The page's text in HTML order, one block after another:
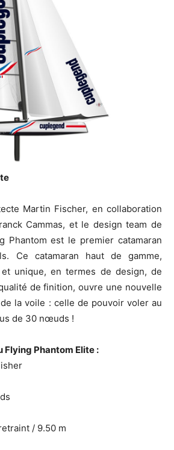
Martin Fischer, en collaboration
Cammas, et le design team de
Phantom est le premier catamaran
Ce catamaran haut de gamme,
unique, en termes de design, de
de finition, ouvre une nouvelle
la voile : celle de pouvoir voler au
de 30 nœuds !
Phantom Elite :
/ 9.50 m